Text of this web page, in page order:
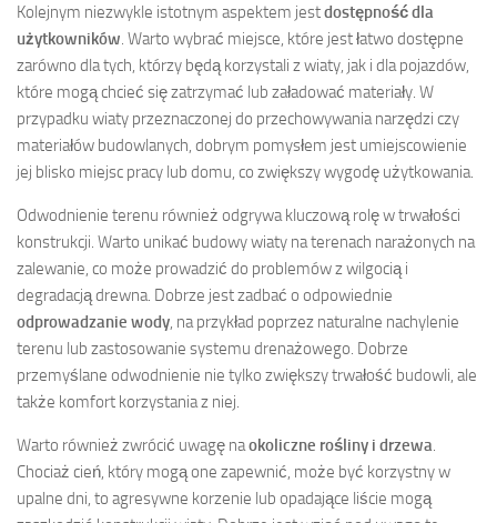
Kolejnym niezwykle istotnym aspektem jestdostępność dla
użytkowników . Warto wybrać miejsce, które jest łatwo dostępne
zarówno dla tych, którzy będą korzystali z wiaty, jak i dla pojazdów,
które mogą chcieć się zatrzymać lub załadować materiały. W
przypadku wiaty przeznaczonej do przechowywania narzędzi czy
materiałów budowlanych, dobrym pomysłem jest umiejscowienie
jej blisko miejsc pracy lub domu, co zwiększy wygodę użytkowania.
Odwodnienie terenu również odgrywa kluczową rolę w trwałości
konstrukcji. Warto unikać budowy wiaty na terenach narażonych na
zalewanie, co może prowadzić do problemów z wilgocią i
degradacją drewna. Dobrze jest zadbać o odpowiednie
odprowadzanie wody , na przykład poprzez naturalne nachylenie
terenu lub zastosowanie systemu drenażowego. Dobrze
przemyślane odwodnienie nie tylko zwiększy trwałość budowli, ale
także komfort korzystania z niej.
Warto również zwrócić uwagę naokoliczne rośliny i drzewa
Chociaż cień, który mogą one zapewnić, może być korzystny w
upalne dni, to agresywne korzenie lub opadające liście mogą